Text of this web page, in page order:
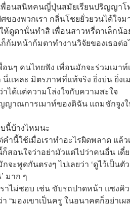
อนสนิทคนญี่ปุ่นสมัยเรียนปริญญา
ของพวกเรา กลิ่นโชยยั่วยวนได้ใ
ดูตานั่นทำสิ เพื่อนสาวหรี่ตาเล็กน้
ก็ก้มหน้าก้มตาทำงานวิจัยของเธอต่อ
ๆ คนไทยฟัง เพื่อนมักจะร่วมเมาท์
แหละ มิตรภาพที่แท้จริง ยิ่งบ่น ยิ่ง
ได้แต่ความโล่งใจกับความสะใจ
าณการเมาท์ของดิฉัน แถมชักจูงใ
นี้บ้างไหมนะ
ำนี้ใช้เมื่อเราทำอะไรผิดพลาด แล้
สอนใจว่าอย่ามัวแต่ไปว่าคนอื่น เดี๋ย
ะพูดกันตรงๆ ไปเลยว่า ‘ดูไว้เป็นตั
มาก ๆ
ไม่ชอบ เช่น ขับรถปาดหน้า แซงคิ
“มองเขาเป็นครู ในอนาคตก็อย่า